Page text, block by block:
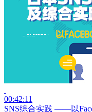
00:42:11
SNS综合实践 ——以